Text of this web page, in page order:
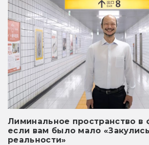
Лиминальное пространство в
если вам было мало
реальности»